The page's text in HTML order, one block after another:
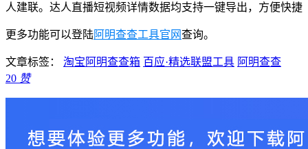
人建联。达人直播短视频详情数据均支持一键导出，方便快捷
更多功能可以登陆阿明查查工具官网查询。
文章标签： 淘宝阿明查查箱 百应·精选联盟工具 阿明查查
20 赞